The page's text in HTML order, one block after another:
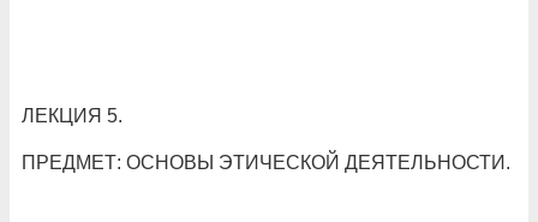
ЛЕКЦИЯ 5.
ПРЕДМЕТ: ОСНОВЫ ЭТИЧЕСКОЙ ДЕЯТЕЛЬНОСТИ.